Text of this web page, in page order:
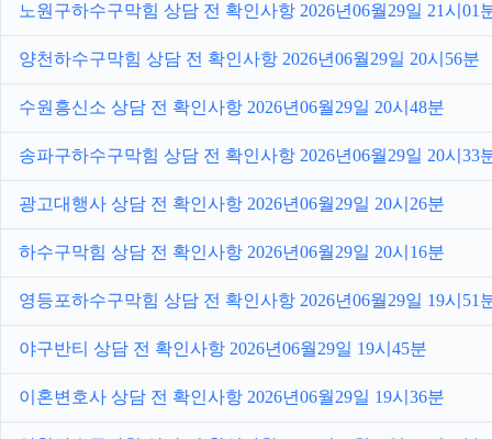
노원구하수구막힘 상담 전 확인사항 2026년06월29일 21시01
양천하수구막힘 상담 전 확인사항 2026년06월29일 20시56분
수원흥신소 상담 전 확인사항 2026년06월29일 20시48분
송파구하수구막힘 상담 전 확인사항 2026년06월29일 20시33
광고대행사 상담 전 확인사항 2026년06월29일 20시26분
하수구막힘 상담 전 확인사항 2026년06월29일 20시16분
영등포하수구막힘 상담 전 확인사항 2026년06월29일 19시51
야구반티 상담 전 확인사항 2026년06월29일 19시45분
이혼변호사 상담 전 확인사항 2026년06월29일 19시36분